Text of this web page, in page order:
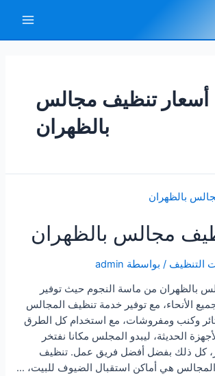
أسعار تنظيف مجالس
بالظهران
مجالس بالظهران
التنظيف / بواسطة admin
بالظهران من ماسة النجوم حيث توفير
الأنحاء، مع توفير خدمة تنظيف المجالس
وكنب ومفروشات، مع استخدام كل الطرق
الحديثة، ليبدو المجلس مكانا نفتخر
كل ذلك بفضل أفضل فريق عمل. تنظيف
هي أماكن استقبال الضيوف للبيت، …